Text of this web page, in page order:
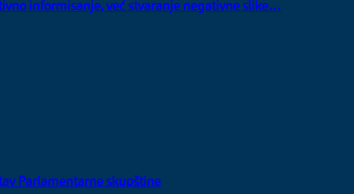
informisanje, već stvaranje negativne slike…
Parlamentarne skupštine